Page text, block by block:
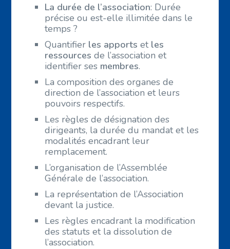
La durée de l’association: Durée
précise ou est-elle illimitée dans le
temps ?
Quantifier les apports et les
ressources de l’association et
identifier ses membres.
La composition des organes de
direction de l’association et leurs
pouvoirs respectifs.
Les règles de désignation des
dirigeants, la durée du mandat et les
modalités encadrant leur
remplacement.
L’organisation de l’Assemblée
Générale de l’association.
La représentation de l’Association
devant la justice.
Les règles encadrant la modification
des statuts et la dissolution de
l’association.